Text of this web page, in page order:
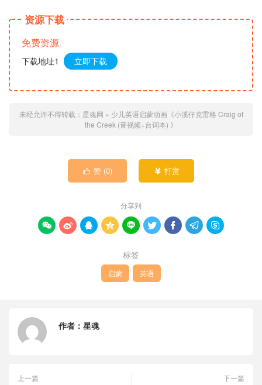
资源下载
免费资源
下载地址1 立即下载
未经允许不得转载： 星魂网 » 少儿英语启蒙动画《小溪仔克雷格 Craig of
the Creek (音视频+台词本) 》
 赞 (0)  打赏
分享到
        
标签
启蒙 英语
作者： 星魂
上一篇
下一篇